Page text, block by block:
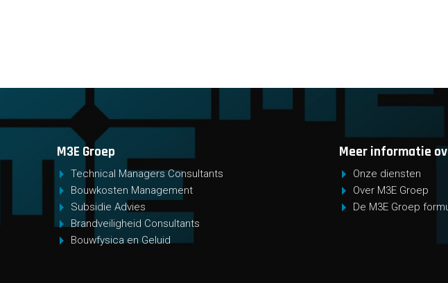
M3E Groep
Technical Managers Consultants
Bouwkosten Management
Subsidie Advies
Brandveiligheid Consultants
Bouwfysica en Geluid
Meer informatie
Onze diensten
Over M3E Groep
De M3E Groep